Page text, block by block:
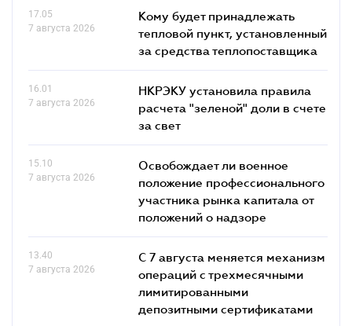
17.05
7 августа 2026
Кому будет принадлежать
тепловой пункт, установленный
за средства теплопоставщика
16.01
7 августа 2026
НКРЭКУ установила правила
расчета "зеленой" доли в счете
за свет
15.10
7 августа 2026
Освобождает ли военное
положение профессионального
участника рынка капитала от
положений о надзоре
13.40
7 августа 2026
С 7 августа меняется механизм
операций с трехмесячными
лимитированными
депозитными сертификатами